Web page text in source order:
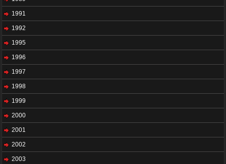
1991
1992
1995
1996
1997
1998
1999
2000
2001
2002
2003